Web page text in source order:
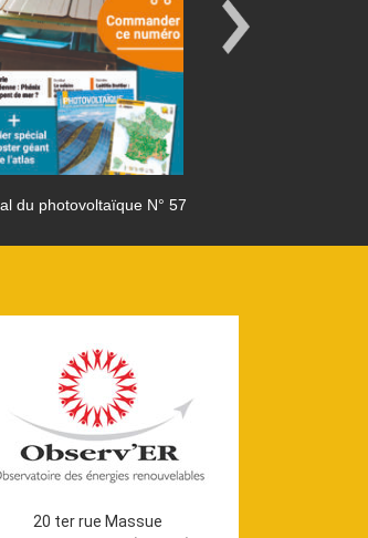
du photovoltaïque N° 57
20 ter rue Massue